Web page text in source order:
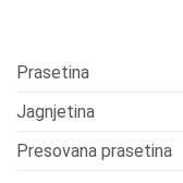
Prasetina
Jagnjetina
Presovana prasetina